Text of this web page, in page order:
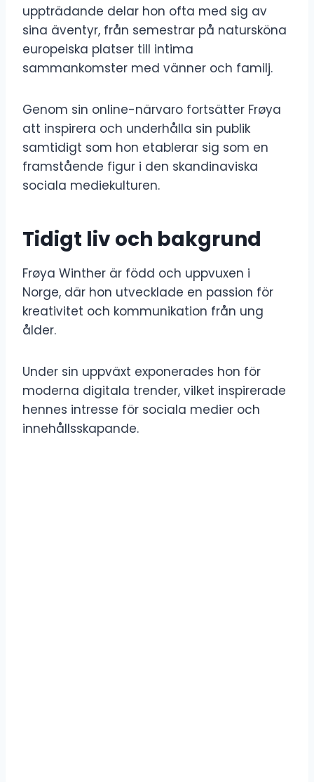
uppträdande delar hon ofta med sig av
sina äventyr, från semestrar på natursköna
europeiska platser till intima
sammankomster med vänner och familj.
Genom sin online-närvaro fortsätter Frøya
att inspirera och underhålla sin publik
samtidigt som hon etablerar sig som en
framstående figur i den skandinaviska
sociala mediekulturen.
Tidigt liv och bakgrund
Frøya Winther är född och uppvuxen i
Norge, där hon utvecklade en passion för
kreativitet och kommunikation från ung
ålder.
Under sin uppväxt exponerades hon för
moderna digitala trender, vilket inspirerade
hennes intresse för sociala medier och
innehållsskapande.